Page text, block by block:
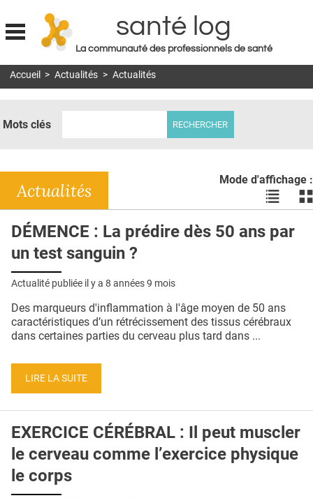
Jump to navigation
santé log
La communauté des professionnels de santé
MON COMPTE
DOSSIERS
RÉSEAUX
E-REVUE SAD
QUI SOMMES-NOUS ?
CONDITIONS GÉNÉRALES
CRÉDITS
Accueil > Actualités > Actualités
Mots clés
Mode d'affichage :
Voir
les
en
les
Actualités
DÉMENCE : La prédire dès 50 ans par
un test sanguin ?
Actualité publiée il y a 8 années 9 mois
Des marqueurs d'inflammation à l'âge moyen de 50 ans
caractéristiques d’un rétrécissement des tissus cérébraux
dans certaines parties du cerveau plus tard dans ...
LIRE LA SUITE
EXERCICE CÉRÉBRAL : Il peut muscler
le cerveau comme l’exercice physique
le corps